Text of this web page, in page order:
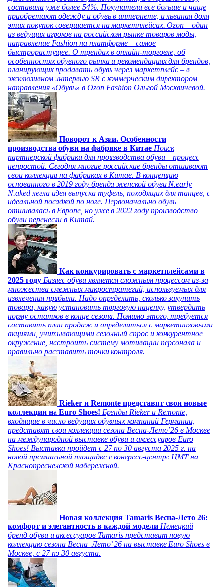
составила уже более 54%. Покупатели все больше и чаще
приобретают одежду и обувь в интернете, и львиная доля
этих покупок совершается на маркетплейсах. Ozon – один
из ведущих игроков на российском рынке товаров моды,
направление Fashion на платформе – самое
быстрорастущее. О трендах в онлайн-торговле, об
особенностях обувного рынка и рекомендациях для брендов,
планирующих продавать обувь через маркетплейс – в
эксклюзивном интервью SR с коммерческим директором
направления «Обувь» в Ozon Fashion Ольгой Москвичевой.
Поворот к Азии. Особенности
производства обуви на фабрике в Китае Поиск
партнерской фабрики для производства обуви – процесс
непростой. Сегодня многие российские бренды отшивают
свои коллекции на фабриках в Китае. В концепцию
основанного в 2019 году бренда женской обуви N.early
N.aked легла идея выпуска туфель, походящих для танцев, с
идеальной посадкой по ноге. Первоначально обувь
отшивалась в Европе, но уже в 2022 году производство
обуви перенесли в Китай.
Как конкурировать с маркетплейсами в
2025 году Бизнес обуви является сложным процессом из-за
множества смежных микростратегий, используемых для
извлечения прибыли. Надо определить, сколько закупить
товара, какую установить торговую наценку, утвердить
норму остатков в конце сезона. Помимо этого, требуется
составить план продаж и определиться с маркетинговыми
акциями, учитывающими сезонный спрос и конкурентное
окружение, настроить систему мотивации персонала и
правильно расставить точки контроля.
Rieker и Remonte представят свои новые
коллекции на Euro Shoes! Бренды Rieker и Remonte,
входящие в число ведущих обувных компаний Германии,
представят свои коллекции сезона Весна-Лето’26 в Москве
на международной выставке обуви и аксессуаров Euro
Shoes! Выставка пройдет c 27 по 30 августа 2025 г. на
новой премиальной площадке в конгресс-центре ЦМТ на
Краснопресненской набережной.
Новая коллекция Tamaris Весна-Лето 26:
комфорт и элегантность в каждой модели Немецкий
бренд обуви и аксессуаров Tamaris представит новую
коллекцию сезона Весна–Лето’ 26 на выставке Euro Shoes в
Москве, с 27 по 30 августа.